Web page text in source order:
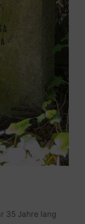
35 Jahre lang